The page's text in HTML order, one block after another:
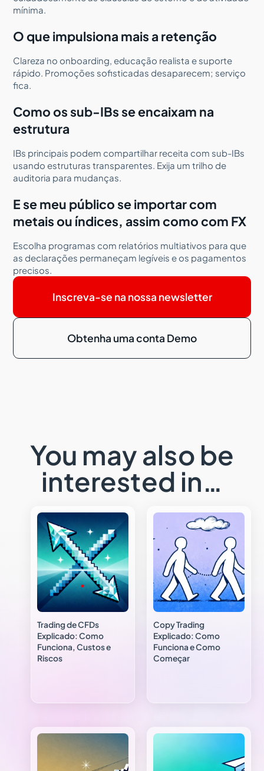
mínima.
O que impulsiona mais a retenção
Clareza no onboarding, educação realista e suporte
rápido. Promoções sofisticadas desaparecem; serviço
fica.
Como os sub-IBs se encaixam na
estrutura
IBs principais podem compartilhar receita com sub-IBs
usando estruturas transparentes. Exija um trilho de
auditoria para mudanças.
E se meu público se importar com
metais ou índices, assim como com FX
Escolha programas com relatórios multiativos para que
as declarações permaneçam legíveis e os pagamentos
precisos.
Inscreva-se na nossa newsletter
Obtenha uma conta Demo
You may also be
interested in…
Trading de CFDs
Explicado: Como
Funciona, Custos e
Riscos
Copy Trading
Explicado: Como
Funciona e Como
Começar